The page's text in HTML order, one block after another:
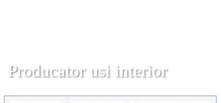
Producator usi interior